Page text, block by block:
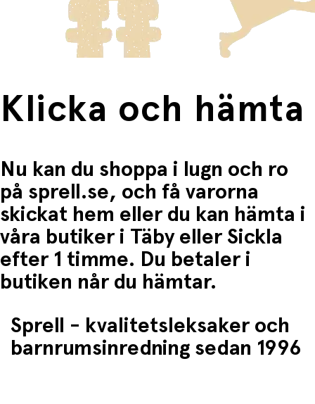
Fri frakt när du handlar för mer än 1500:-
Klicka och hämta
Nu kan du shoppa i lugn och ro
på sprell.se, och få varorna
skickat hem eller du kan hämta i
våra butiker i Täby eller Sickla
efter 1 timme. Du betaler i
butiken når du hämtar.
Sprell - kvalitetsleksaker och
barnrumsinredning sedan 1996